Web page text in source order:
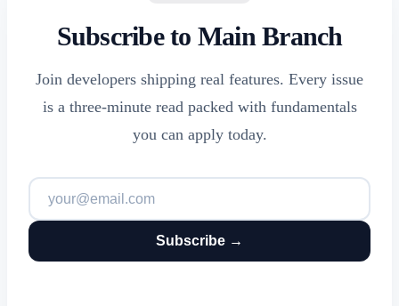
Subscribe to Main Branch
Join developers shipping real features. Every issue
is a three-minute read packed with fundamentals
you can apply today.
Subscribe →